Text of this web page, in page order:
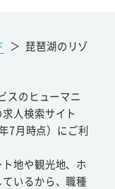
＞ 琵琶湖のリゾ
スのヒューマニ
人検索サイト
7月時点）にご利
地や観光地、ホ
いるから、職種